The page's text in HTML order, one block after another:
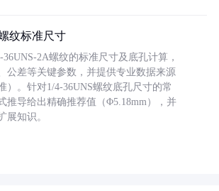
纹标准尺寸
2A螺纹的标准尺寸及底孔计算，
公差等关键参数，并提供专业数据来源
）。针对1/4-36UNS螺纹底孔尺寸的常
推导给出精确推荐值（Φ5.18mm），并
展知识。